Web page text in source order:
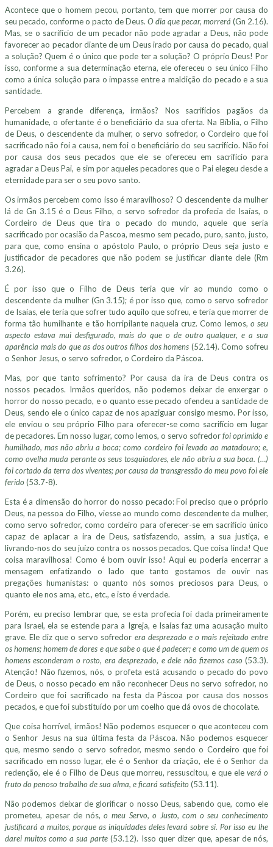
Acontece que o homem pecou, portanto, tem que morrer por causa do
seu pecado, conforme o pacto de Deus. O dia que pecar, morrerá (Gn 2.16).
Mas, se o sacrifício de um pecador não pode agradar a Deus, não pode
favorecer ao pecador diante de um Deus irado por causa do pecado, qual
a solução? Quem é o único que pode ter a solução? O próprio Deus! Por
isso, conforme a sua determinação eterna, ele ofereceu o seu único Filho
como a única solução para o impasse entre a maldição do pecado e a sua
santidade.
Percebem a grande diferença, irmãos? Nos sacrifícios pagãos da
humanidade, o ofertante é o beneficiário da sua oferta. Na Bíblia, o Filho
de Deus, o descendente da mulher, o servo sofredor, o Cordeiro que foi
sacrificado não foi a causa, nem foi o beneficiário do seu sacrifício. Não foi
por causa dos seus pecados que ele se ofereceu em sacrifício para
agradar a Deus Pai, e sim por aqueles pecadores que o Pai elegeu desde a
eternidade para ser o seu povo santo.
Os irmãos percebem como isso é maravilhoso? O descendente da mulher
lá de Gn 3.15 é o Deus Filho, o servo sofredor da profecia de Isaías, o
Cordeiro de Deus que tira o pecado do mundo, aquele que seria
sacrificado por ocasião da Pascoa, mesmo sem pecado, puro, santo, justo,
para que, como ensina o apóstolo Paulo, o próprio Deus seja justo e
justificador de pecadores que não podem se justificar diante dele (Rm
3.26).
É por isso que o Filho de Deus teria que vir ao mundo como o
descendente da mulher (Gn 3.15); é por isso que, como o servo sofredor
de Isaías, ele teria que sofrer tudo aquilo que sofreu, e teria que morrer de
forma tão humilhante e tão horripilante naquela cruz. Como lemos, o seu
aspecto estava mui desfigurado, mais do que o de outro qualquer, e a sua
aparência mais do que as dos outros filhos dos homens (52.14). Como sofreu
o Senhor Jesus, o servo sofredor, o Cordeiro da Páscoa.
Mas, por que tanto sofrimento? Por causa da ira de Deus contra os
nossos pecados. Irmãos queridos, não podemos deixar de enxergar o
horror do nosso pecado, e o quanto esse pecado ofendeu a santidade de
Deus, sendo ele o único capaz de nos apaziguar consigo mesmo. Por isso,
ele enviou o seu próprio Filho para oferecer-se como sacrifício em lugar
de pecadores. Em nosso lugar, como lemos, o servo sofredorfoi oprimido e
humilhado, mas não abriu a boca; como cordeiro foi levado ao matadouro; e,
como ovelha muda perante os seus tosquiadores, ele não abriu a sua boca. (…)
foi cortado da terra dos viventes; por causa da transgressão do meu povo foi ele
ferido (53.7-8).
Esta é a dimensão do horror do nosso pecado: Foi preciso que o próprio
Deus, na pessoa do Filho, viesse ao mundo como descendente da mulher,
como servo sofredor, como cordeiro para oferecer-se em sacrifício único
capaz de aplacar a ira de Deus, satisfazendo, assim, a sua justiça, e
livrando-nos do seu juízo contra os nossos pecados. Que coisa linda! Que
coisa maravilhosa! Como é bom ouvir isso! Aqui eu poderia encerrar a
mensagem enfatizando o lado que tanto gostamos de ouvir nas
pregações humanistas: o quanto nós somos preciosos para Deus, o
quanto ele nos ama, etc., etc., e isto é verdade.
Porém, eu preciso lembrar que, se esta profecia foi dada primeiramente
para Israel, ela se estende para a Igreja, e Isaías faz uma acusação muito
grave. Ele diz que o servo sofredor era desprezado e o mais rejeitado entre
os homens; homem de dores e que sabe o que é padecer; e como um de quem os
homens esconderam o rosto, era desprezado, e dele não fizemos caso (53.3).
Atenção! Não fizemos, nós, o profeta está acusando o pecado do povo
de Deus, o nosso pecado em não reconhecer Deus no servo sofredor, no
Cordeiro que foi sacrificado na festa da Páscoa por causa dos nossos
pecados, e que foi substituído por um coelho que dá ovos de chocolate.
Que coisa horrível, irmãos! Não podemos esquecer o que aconteceu com
o Senhor Jesus na sua última festa da Páscoa. Não podemos esquecer
que, mesmo sendo o servo sofredor, mesmo sendo o Cordeiro que foi
sacrificado em nosso lugar, ele é o Senhor da criação, ele é o Senhor da
redenção, ele é o Filho de Deus que morreu, ressuscitou, e que eleverá o
fruto do penoso trabalho de sua alma, e ficará satisfeito (53.11).
Não podemos deixar de glorificar o nosso Deus, sabendo que, como ele
prometeu, apesar de nós,o meu Servo, o Justo, com o seu conhecimento
justificará a muitos, porque as iniquidades deles levará sobre si. Por isso eu lhe
darei muitos como a sua parte(53.12). Isso quer dizer que, apesar de nós,